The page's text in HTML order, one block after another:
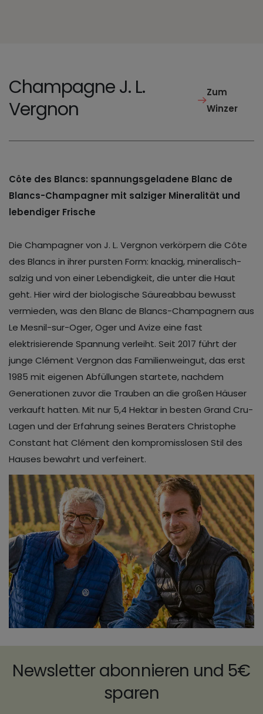
Champagne J. L.
Vergnon
Zum
Winzer
Côte des Blancs: spannungsgeladene Blanc de
Blancs-Champagner mit salziger Mineralität und
lebendiger Frische
Die Champagner von J. L. Vergnon verkörpern die Côte
des Blancs in ihrer pursten Form: knackig, mineralisch-
salzig und von einer Lebendigkeit, die unter die Haut
geht. Hier wird der biologische Säureabbau bewusst
vermieden, was den Blanc de Blancs-Champagnern aus
Le Mesnil-sur-Oger, Oger und Avize eine fast
elektrisierende Spannung verleiht. Seit 2017 führt der
junge Clément Vergnon das Familienweingut, das erst
1985 mit eigenen Abfüllungen startete, nachdem
Generationen zuvor die Trauben an die großen Häuser
verkauft hatten. Mit nur 5,4 Hektar in besten Grand Cru-
Lagen und der Erfahrung seines Beraters Christophe
Constant hat Clément den kompromisslosen Stil des
Hauses bewahrt und verfeinert.
Newsletter abonnieren und 5€
sparen